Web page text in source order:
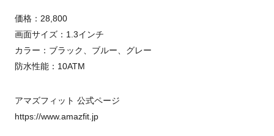
価格： 28,800
画面サイズ： 1.3インチ
カラー：ブラック、ブルー、グレー
防水性能： 10ATM
アマズフィット 公式ページ
https://www.amazfit.jp